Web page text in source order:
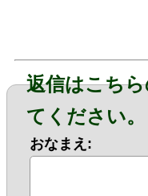
返信はこち
てください。
おなまえ: